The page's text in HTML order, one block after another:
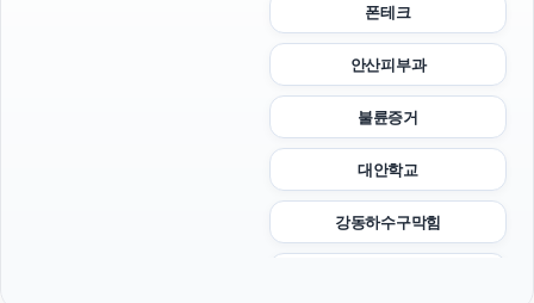
폰테크
안산피부과
불륜증거
대안학교
강동하수구막힘